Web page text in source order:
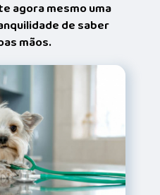
agora mesmo uma
de saber
mãos.